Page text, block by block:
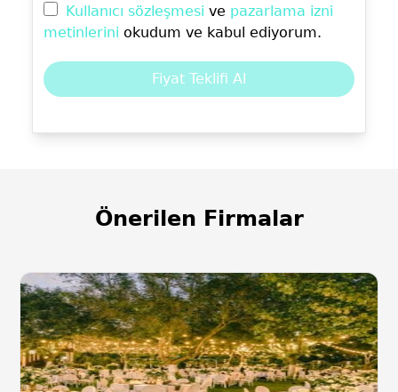
Kullanıcı sözleşmesi ve pazarlama izni
metinlerini okudum ve kabul ediyorum.
Fiyat Teklifi Al
Önerilen Firmalar